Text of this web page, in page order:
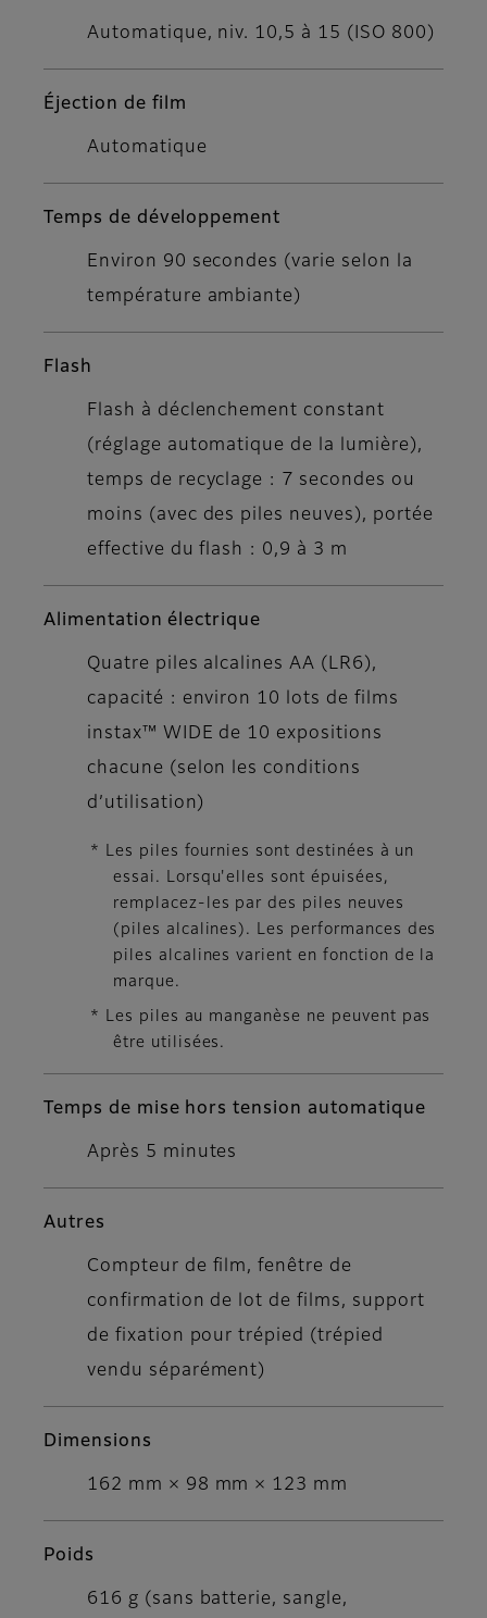
Automatique, niv. 10,5 à 15 (ISO 800)
Éjection de film
Automatique
Temps de développement
Environ 90 secondes (varie selon la
température ambiante)
Flash
Flash à déclenchement constant
(réglage automatique de la lumière),
temps de recyclage : 7 secondes ou
moins (avec des piles neuves), portée
effective du flash : 0,9 à 3 m
Alimentation électrique
Quatre piles alcalines AA (LR6),
capacité : environ 10 lots de films
instax™ WIDE de 10 expositions
chacune (selon les conditions
d’utilisation)
* Les piles fournies sont destinées à un
essai. Lorsqu'elles sont épuisées,
remplacez-les par des piles neuves
(piles alcalines). Les performances des
piles alcalines varient en fonction de la
marque.
* Les piles au manganèse ne peuvent pas
être utilisées.
Temps de mise hors tension automatique
Après 5 minutes
Autres
Compteur de film, fenêtre de
confirmation de lot de films, support
de fixation pour trépied (trépied
vendu séparément)
Dimensions
162 mm × 98 mm × 123 mm
Poids
616 g (sans batterie, sangle,